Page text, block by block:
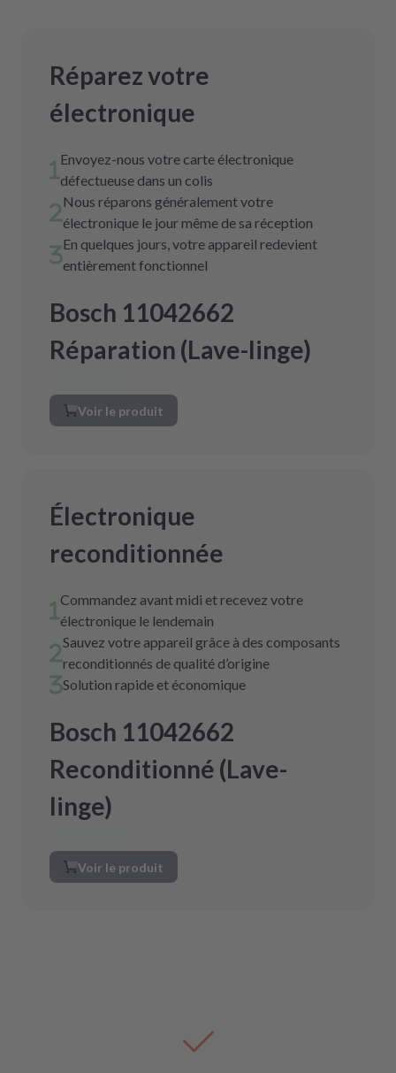
Réparez votre
électronique
Envoyez-nous votre carte électronique
défectueuse dans un colis
Nous réparons généralement votre
électronique le jour même de sa réception
En quelques jours, votre appareil redevient
entièrement fonctionnel
Bosch 11042662
Réparation (Lave-linge)
Voir le produit
Électronique
reconditionnée
Commandez avant midi et recevez votre
électronique le lendemain
Sauvez votre appareil grâce à des composants
reconditionnés de qualité d’origine
Solution rapide et économique
Bosch 11042662
Reconditionné (Lave-
linge)
Voir le produit